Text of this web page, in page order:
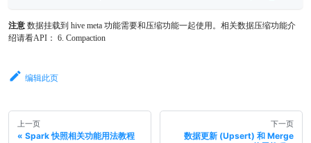
注意 数据挂载到 hive meta 功能需要和压缩功能一起使用。相关数据压缩功能介
绍请看API： 6. Compaction
编辑此页
上一页
Spark 快照相关功能用法教程
下一页
数据更新 (Upsert) 和 Merge